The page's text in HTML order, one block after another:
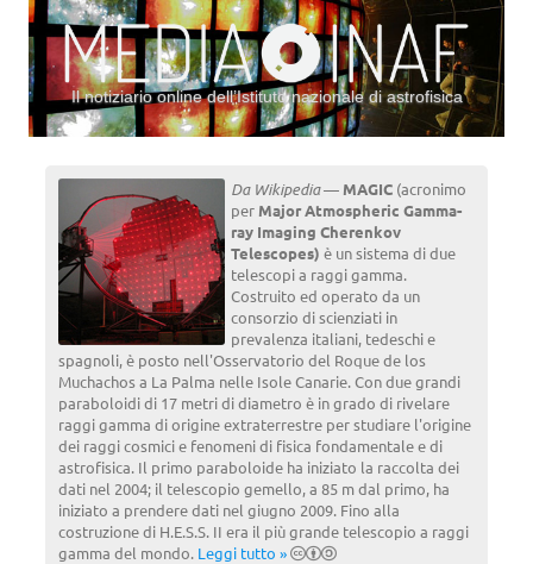
Il notiziario online dell’Istituto nazionale di astrofisica
Da Wikipedia— MAGIC(acronimo
per Major Atmospheric Gamma-
ray Imaging Cherenkov
Telescopes) è un sistema di due
telescopi a raggi gamma.
Costruito ed operato da un
consorzio di scienziati in
prevalenza italiani, tedeschi e
spagnoli, è posto nell'Osservatorio del Roque de los
Muchachos a La Palma nelle Isole Canarie. Con due grandi
paraboloidi di 17 metri di diametro è in grado di rivelare
raggi gamma di origine extraterrestre per studiare l'origine
dei raggi cosmici e fenomeni di fisica fondamentale e di
astrofisica. Il primo paraboloide ha iniziato la raccolta dei
dati nel 2004; il telescopio gemello, a 85 m dal primo, ha
iniziato a prendere dati nel giugno 2009. Fino alla
costruzione di H.E.S.S. II era il più grande telescopio a raggi
gamma del mondo. Leggi tutto »